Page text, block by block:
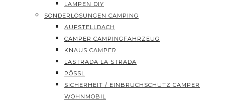
LAMPEN DIY
SONDERLÖSUNGEN CAMPING
AUFSTELLDACH
CAMPER CAMPINGFAHRZEUG
KNAUS CAMPER
LASTRADA LA STRADA
PÖSSL
SICHERHEIT / EINBRUCHSCHUTZ CAMPER
WOHNMOBIL